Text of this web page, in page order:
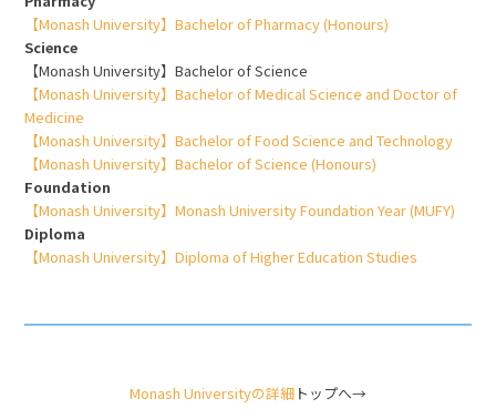
【Monash University】Bachelor of Pharmacy (Honours)
Science
【Monash University】Bachelor of Science
【Monash University】Bachelor of Medical Science and Doctor of
Medicine
【Monash University】Bachelor of Food Science and Technology
【Monash University】Bachelor of Science (Honours)
Foundation
【Monash University】Monash University Foundation Year (MUFY)
Diploma
【Monash University】Diploma of Higher Education Studies
Monash Universityの詳細 トップへ→